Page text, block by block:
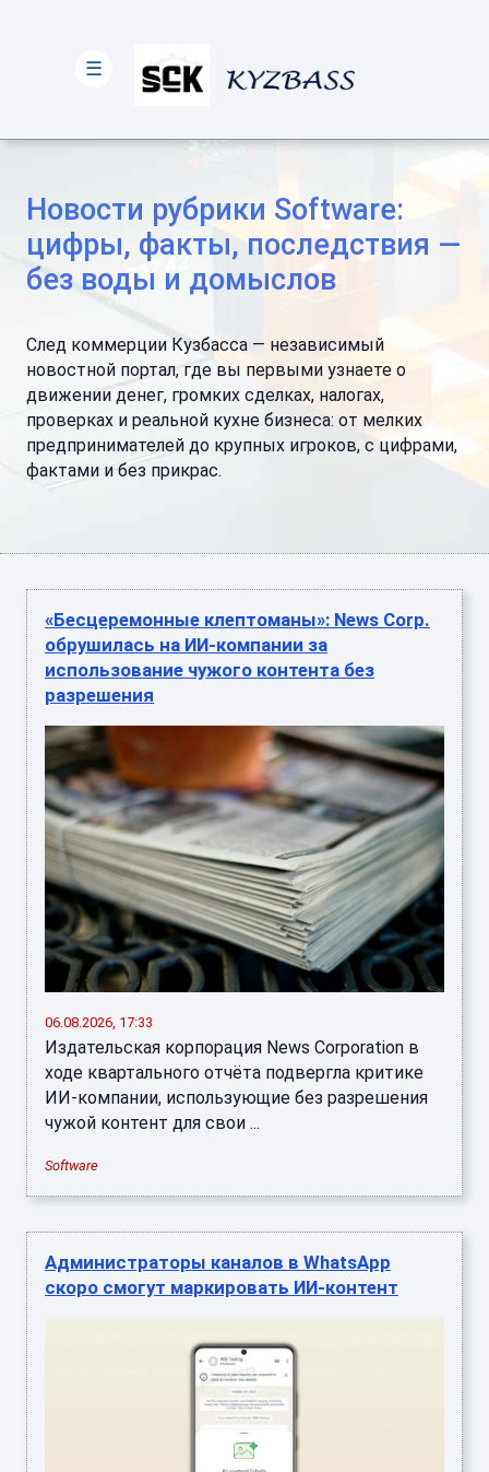
Новости рубрики Software:
цифры, факты, последствия —
без воды и домыслов
След коммерции Кузбасса — независимый
новостной портал, где вы первыми узнаете о
движении денег, громких сделках, налогах,
проверках и реальной кухне бизнеса: от мелких
предпринимателей до крупных игроков, с цифрами,
фактами и без прикрас.
«Бесцеремонные клептоманы»: News Corp.
обрушилась на ИИ-компании за
использование чужого контента без
разрешения
06.08.2026, 17:33
Издательская корпорация News Corporation в
ходе квартального отчёта подвергла критике
ИИ-компании, использующие без разрешения
чужой контент для свои ...
Software
Администраторы каналов в WhatsApp
скоро смогут маркировать ИИ-контент
☰